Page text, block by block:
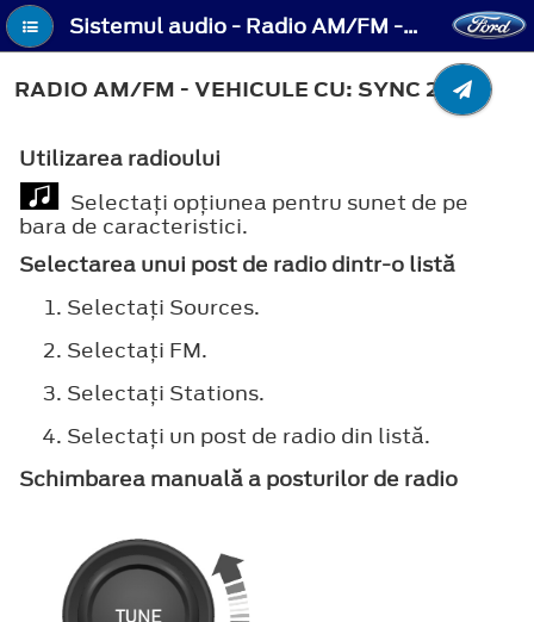
Sistemul audio - Radio AM/FM - Vehicule cu: SYNC 2.5
RADIO AM/FM - VEHICULE CU: SYNC 2.5
Utilizarea radioului
Selectaţi opţiunea pentru sunet de pe
bara de caracteristici.
Selectarea unui post de radio dintr-o listă
Selectaţi Sources.
Selectaţi FM.
Selectaţi Stations.
Selectaţi un post de radio din listă.
Schimbarea manuală a posturilor de radio